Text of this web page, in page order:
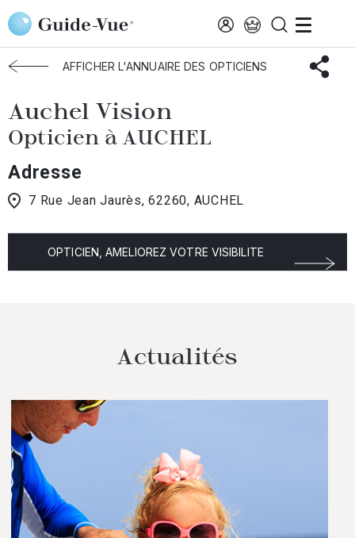
Aller au contenu principal
Accueil Choisir mon opticien Auchel Vision
AFFICHER L'ANNUAIRE DES OPTICIENS
Auchel Vision
Opticien à AUCHEL
Adresse
7 Rue Jean Jaurès, 62260, AUCHEL
OPTICIEN, AMELIOREZ VOTRE VISIBILITE
Actualités